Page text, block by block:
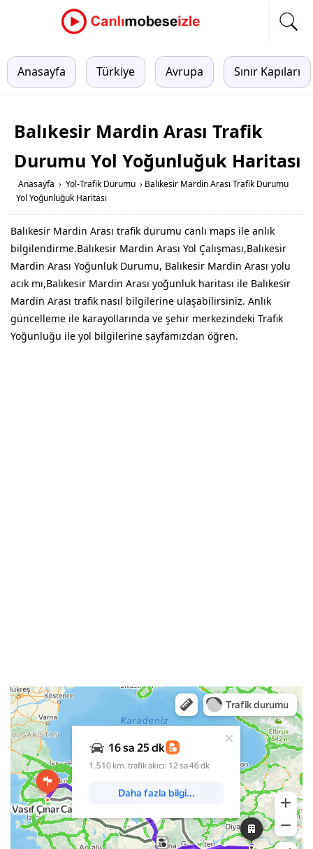
Anasayfa Türkiye Avrupa Sınır Kapıları
Balıkesir Mardin Arası Trafik
Durumu Yol Yoğunluğuk Haritası
Anasayfa › Yol-Trafik Durumu › Balıkesir Mardin Arası Trafik Durumu
Yol Yoğunluğuk Haritası
Balıkesir Mardin Arası trafik durumu canlı maps ile anlık
bilgilendirme.Balıkesir Mardin Arası Yol Çalışması,Balıkesir
Mardin Arası Yoğunluk Durumu, Balıkesir Mardin Arası yolu
acık mı,Balıkesir Mardin Arası yoğunluk haritası ile Balıkesir
Mardin Arası trafik nasıl bilgilerine ulaşabilirsiniz. Anlık
güncelleme ile karayollarında ve şehir merkezindeki Trafik
Yoğunluğu ile yol bilgilerine sayfamızdan öğren.